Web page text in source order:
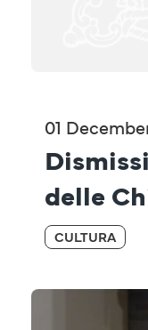
01
delle
CULTURA